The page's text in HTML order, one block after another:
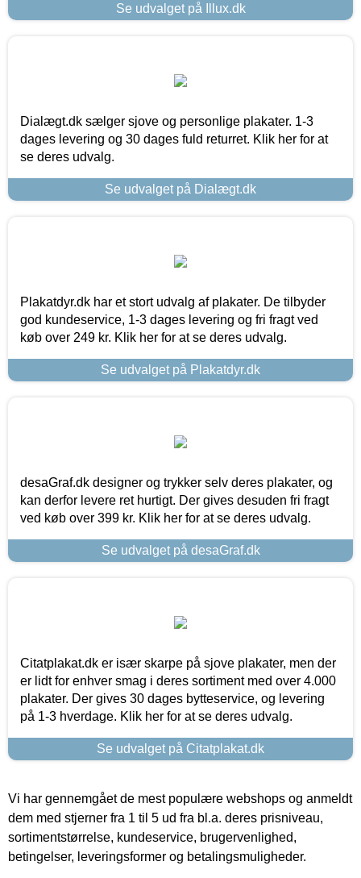
Se udvalget på Illux.dk
Dialægt.dk sælger sjove og personlige plakater. 1-3
dages levering og 30 dages fuld returret. Klik her for at
se deres udvalg.
Se udvalget på Dialægt.dk
Plakatdyr.dk har et stort udvalg af plakater. De tilbyder
god kundeservice, 1-3 dages levering og fri fragt ved
køb over 249 kr. Klik her for at se deres udvalg.
Se udvalget på Plakatdyr.dk
desaGraf.dk designer og trykker selv deres plakater, og
kan derfor levere ret hurtigt. Der gives desuden fri fragt
ved køb over 399 kr. Klik her for at se deres udvalg.
Se udvalget på desaGraf.dk
Citatplakat.dk er især skarpe på sjove plakater, men der
er lidt for enhver smag i deres sortiment med over 4.000
plakater. Der gives 30 dages bytteservice, og levering
på 1-3 hverdage. Klik her for at se deres udvalg.
Se udvalget på Citatplakat.dk
Vi har gennemgået de mest populære webshops og anmeldt
dem med stjerner fra 1 til 5 ud fra bl.a. deres prisniveau,
sortimentstørrelse, kundeservice, brugervenlighed,
betingelser, leveringsformer og betalingsmuligheder.